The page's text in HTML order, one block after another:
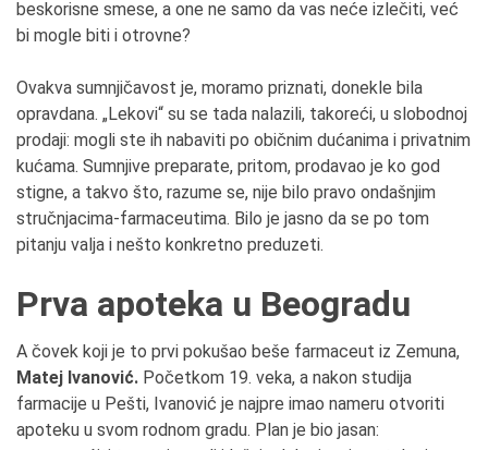
beskorisne smese, a one ne samo da vas neće izlečiti, već
bi mogle biti i otrovne?
Ovakva sumnjičavost je, moramo priznati, donekle bila
opravdana. „Lekovi“ su se tada nalazili, takoreći, u slobodnoj
prodaji: mogli ste ih nabaviti po običnim dućanima i privatnim
kućama. Sumnjive preparate, pritom, prodavao je ko god
stigne, a takvo što, razume se, nije bilo pravo ondašnjim
stručnjacima-farmaceutima. Bilo je jasno da se po tom
pitanju valja i nešto konkretno preduzeti.
Prva apoteka u Beogradu
A čovek koji je to prvi pokušao beše farmaceut iz Zemuna,
Matej Ivanović. Početkom 19. veka, a nakon studija
farmacije u Pešti, Ivanović je najpre imao nameru otvoriti
apoteku u svom rodnom gradu. Plan je bio jasan: